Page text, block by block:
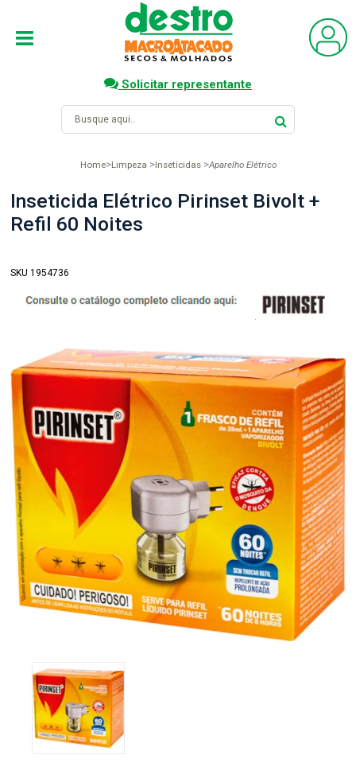
Solicitar representante
Home Limpeza Inseticidas Aparelho Elétrico
Inseticida Elétrico Pirinset Bivolt +
Refil 60 Noites
SKU 1954736